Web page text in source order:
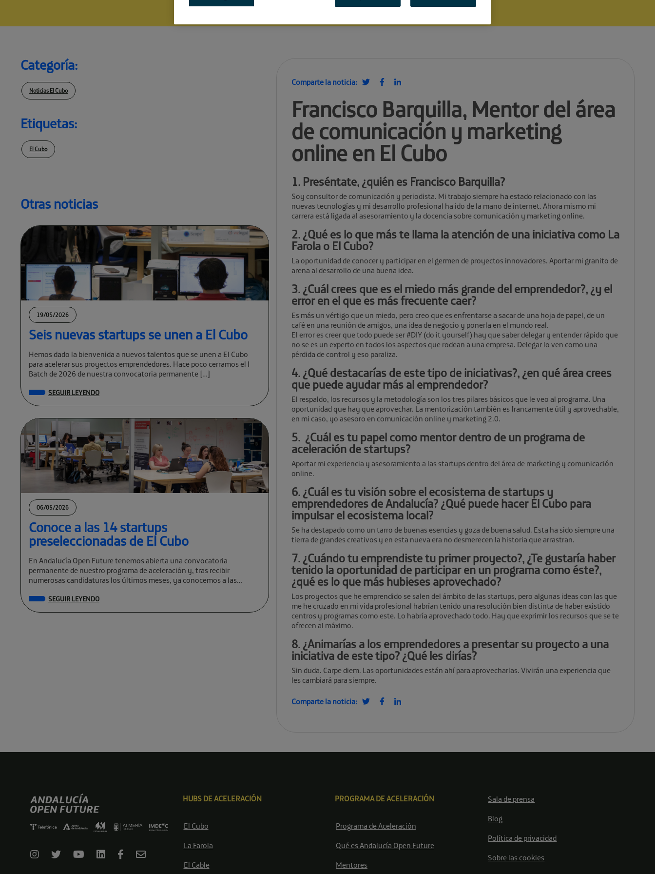
Categoría:
Noticias El Cubo
Etiquetas:
El Cubo
Otras noticias
19/05/2026
Seis nuevas startups se unen a El Cubo
Hemos dado la bienvenida a nuevos talentos que se unen a El Cubo
para acelerar sus proyectos emprendedores. Hace poco cerramos el I
Batch de 2026 de nuestra convocatoria permanente […]
SEGUIR LEYENDO
06/05/2026
Conoce a las 14 startups
preseleccionadas de El Cubo
En Andalucía Open Future tenemos abierta una convocatoria
permanente de nuestro programa de aceleración y, tras recibir
numerosas candidaturas los últimos meses, ya conocemos a las
SEGUIR LEYENDO
Comparte la noticia:
Francisco Barquilla, Mentor del área
de comunicación y marketing
online en El Cubo
1. Preséntate, ¿quién es Francisco Barquilla?
Soy consultor de comunicación y periodista. Mi trabajo siempre ha estado relacionado con las
nuevas tecnologías y mi desarrollo profesional ha ido de la mano de internet. Ahora mismo mi
carrera está ligada al asesoramiento y la docencia sobre comunicación y marketing online.
2. ¿Qué es lo que más te llama la atención de una iniciativa como La
Farola o El Cubo?
La oportunidad de conocer y participar en el germen de proyectos innovadores. Aportar mi granito de
arena al desarrollo de una buena idea.
3. ¿Cuál crees que es el miedo más grande del emprendedor?, ¿y el
error en el que es más frecuente caer?
Es más un vértigo que un miedo, pero creo que es enfrentarse a sacar de una hoja de papel, de un
café en una reunión de amigos, una idea de negocio y ponerla en el mundo real.
El error es creer que todo puede ser #DIY (do it yourself) hay que saber delegar y entender rápido que
no se es un experto en todos los aspectos que rodean a una empresa. Delegar lo ven como una
pérdida de control y eso paraliza.
4. ¿Qué destacarías de este tipo de iniciativas?, ¿en qué área crees
que puede ayudar más al emprendedor?
El respaldo, los recursos y la metodología son los tres pilares básicos que le veo al programa. Una
oportunidad que hay que aprovechar. La mentorización también es francamente útil y aprovechable,
en mi caso, yo asesoro en comunicación online y marketing 2.0.
5. ¿Cuál es tu papel como mentor dentro de un programa de
aceleración de startups?
Aportar mi experiencia y asesoramiento a las startups dentro del área de marketing y comunicación
online.
6. ¿Cuál es tu visión sobre el ecosistema de startups y
emprendedores de Andalucía? ¿Qué puede hacer El Cubo para
impulsar el ecosistema local?
Se ha destapado como un tarro de buenas esencias y goza de buena salud. Esta ha sido siempre una
tierra de grandes creativos y en esta nueva era no desmerecen la historia que arrastran.
7. ¿Cuándo tu emprendiste tu primer proyecto?, ¿Te gustaría haber
tenido la oportunidad de participar en un programa como éste?,
¿qué es lo que más hubieses aprovechado?
Los proyectos que he emprendido se salen del ámbito de las startups, pero algunas ideas con las que
me he cruzado en mi vida profesional habrían tenido una resolución bien distinta de haber existido
centros y programas como este. Lo habría aprovechado todo. Hay que exprimir los recursos que se te
ofrecen al máximo.
8. ¿Animarías a los emprendedores a presentar su proyecto a una
iniciativa de este tipo? ¿Qué les dirías?
Sin duda. Carpe diem. Las oportunidades están ahí para aprovecharlas. Vivirán una experiencia que
les cambiará para siempre.
Comparte la noticia:
HUBS DE ACELERACIÓN
El Cubo
La Farola
El Cable
PROGRAMA DE ACELERACIÓN
Programa de Aceleración
Qué es Andalucía Open Future
Mentores
Sala de prensa
Blog
Política de privacidad
Sobre las cookies